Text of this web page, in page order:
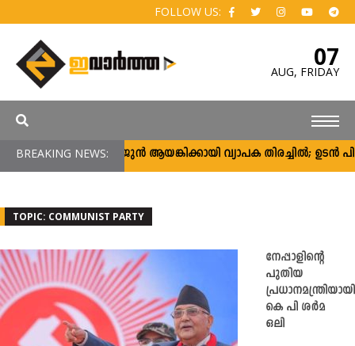
FOLLOW US:
07
AUG, FRIDAY
BREAKING NEWS:അർജുൻ ആയങ്കിക്കായി വ്യാപക തിരച്ചിൽ; ഉടൻ
TOPIC: COMMUNIST PARTY
നേപ്പാളിന്റെ
പുതിയ
പ്രധാനമന്ത്രിയായി
കെ പി ശർമ
ഒലി